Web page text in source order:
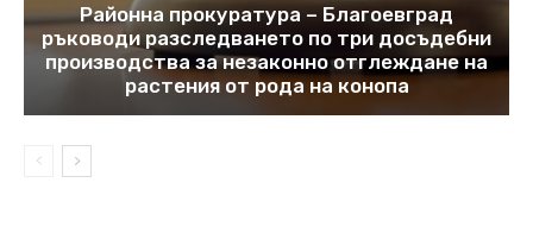
Районна прокуратура – Благоевград
ръководи разследването по три досъдебни
производства за незаконно отглеждане на
растения от рода на конопа